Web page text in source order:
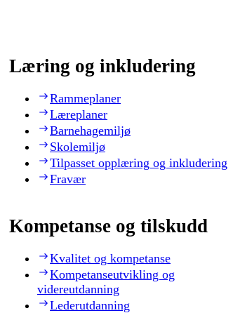
Læring og inkludering
Rammeplaner
Læreplaner
Barnehagemiljø
Skolemiljø
Tilpasset opplæring og inkludering
Fravær
Kompetanse og tilskudd
Kvalitet og kompetanse
Kompetanseutvikling og
videreutdanning
Lederutdanning